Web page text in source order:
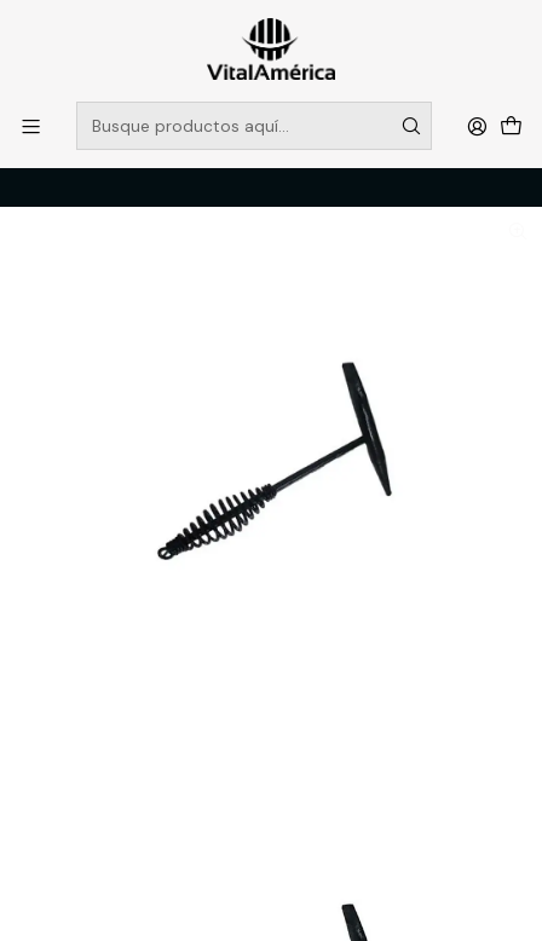
POR SISTEMA FRONTAL SOLO RETIROS EN TIENDA, DESDE
MUCHAS GRACIAS +569 5956 2237
Leer más
Inicio Catálogo FERRETERIA
HERRAMIENTAS MANUALES
MARTILLO PICASAL (1016612) INDURA